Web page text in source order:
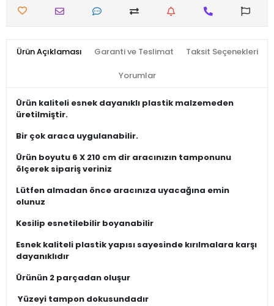
Ürün Açıklaması Garanti ve Teslimat Taksit Seçenekleri
Yorumlar
Ürün kaliteli esnek dayanıklı plastik malzemeden
üretilmiştir.
Bir çok araca uygulanabilir.
Ürün boyutu 6 X 210 cm dir aracınızın tamponunu
ölçerek sipariş veriniz
Lütfen almadan önce aracınıza uyacağına emin
olunuz
Kesilip esnetilebilir boyanabilir
Esnek kaliteli plastik yapısı sayesinde kırılmalara karşı
dayanıklıdır
Ürünün 2 parçadan oluşur
Yüzeyi tampon dokusundadır